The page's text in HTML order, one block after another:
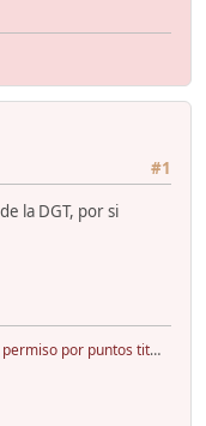
#1
la DGT, por si
licencias y permisos.pdf